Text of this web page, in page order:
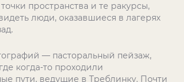
пространства и те ракурсы,
люди, оказавшиеся в лагерях
— пасторальный пейзаж,
когда-то проходили
пути, ведущие в Треблинку. Почти